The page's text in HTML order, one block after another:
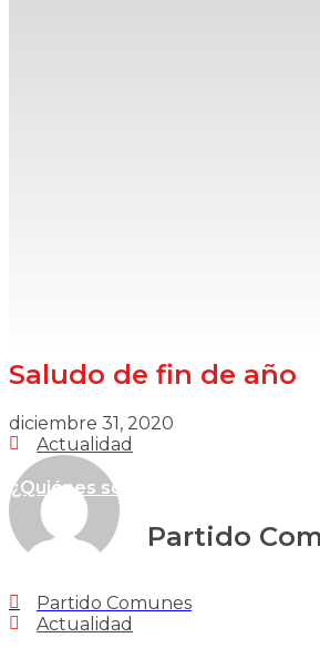
¿Quiénes somos?
Saludo de fin de año
diciembre 31, 2020
Actualidad
Partido
Partido Comunes
Actualidad